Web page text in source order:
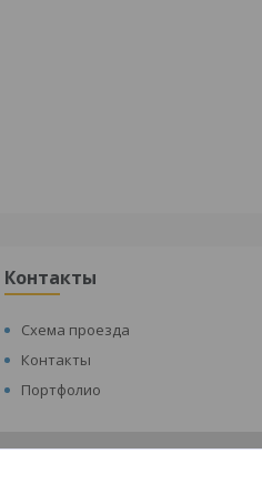
Контакты
Схема проезда
Контакты
Портфолио